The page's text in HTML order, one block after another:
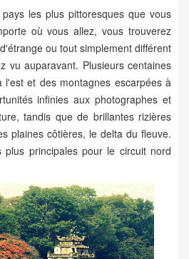
les plus pittoresques que vous
où vous allez, vous trouverez
ou tout simplement différent
vu auparavant. Plusieurs centaines
et des montagnes escarpées à
infinies aux photographes et
tandis que de brillantes rizières
plaines côtières, le delta du fleuve.
plus principales pour le circuit nord